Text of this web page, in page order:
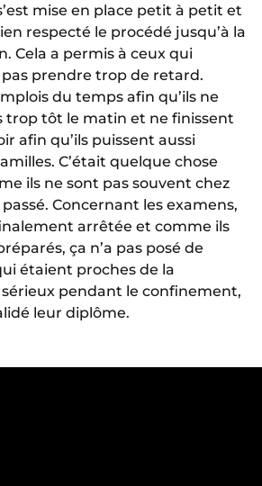
mise en place petit à petit et
respecté le procédé jusqu’à la
Cela a permis à ceux qui
prendre trop de retard.
du temps afin qu’ils ne
trop tôt le matin et ne finissent
afin qu’ils puissent aussi
C’était quelque chose
ils ne sont pas souvent chez
passé. Concernant les examens,
arrêtée et comme ils
ça n’a pas posé de
étaient proches de la
pendant le confinement,
leur diplôme.